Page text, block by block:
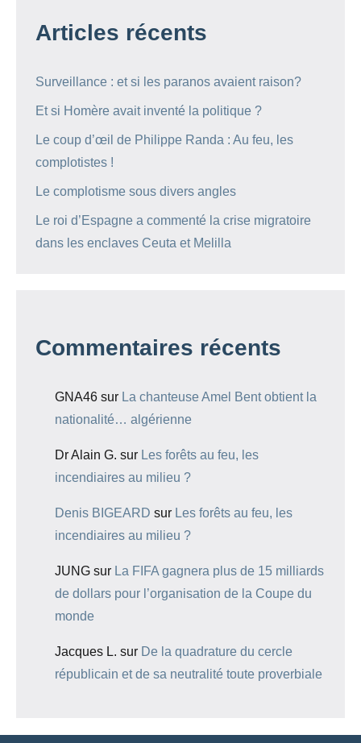
Articles récents
Surveillance : et si les paranos avaient raison?
Et si Homère avait inventé la politique ?
Le coup d’œil de Philippe Randa : Au feu, les
complotistes !
Le complotisme sous divers angles
Le roi d’Espagne a commenté la crise migratoire
dans les enclaves Ceuta et Melilla
Commentaires récents
GNA46 sur La chanteuse Amel Bent obtient la
nationalité… algérienne
Dr Alain G. sur Les forêts au feu, les
incendiaires au milieu ?
Denis BIGEARD sur Les forêts au feu, les
incendiaires au milieu ?
JUNG sur La FIFA gagnera plus de 15 milliards
de dollars pour l’organisation de la Coupe du
monde
Jacques L. sur De la quadrature du cercle
républicain et de sa neutralité toute proverbiale